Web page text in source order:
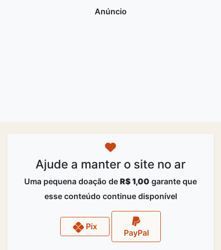
Ajude a manter o site no ar
Uma pequena doação de R$ 1,00 garante que
esse conteúdo continue disponível
Pix
PayPal